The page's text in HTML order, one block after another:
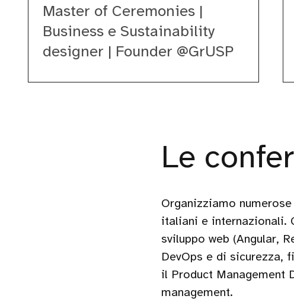
Master of Ceremonies |
Business e Sustainability
designer | Founder @GrUSP
Le
Organizziamo
italiani e internazionali.
sviluppo web (Angular,
DevOps e di sicurezza,
il Product Management
management.